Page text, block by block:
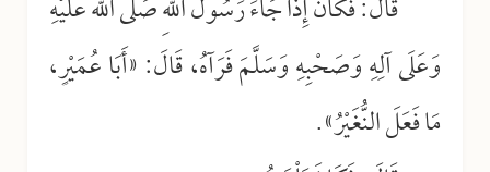
قَالَ: فَكَانَ إِذَا جَاءَ رَسُولُ اللهِ صَلَّى اللهُ عَلَيْهِ
وَعَلَى آلِهِ وَصَحْبِهِ وَسَلَّمَ فَرَآهُ، قَالَ: «أَبَا عُمَيْرٍ،
مَا فَعَلَ النُّغَيْرُ».